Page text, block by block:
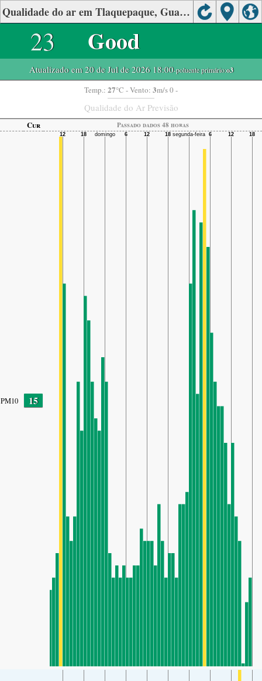
Qualidade do ar em Tlaquepaque, Guadalajara
23 Good
Atualizado em 20 de Jul de 2026 18:00-poluente primário:o3
Temp.: 27°C - Vento: 3m/s 0 -
Qualidade do Ar Previsão
Cur Passado dados 48 horas
PM10 15